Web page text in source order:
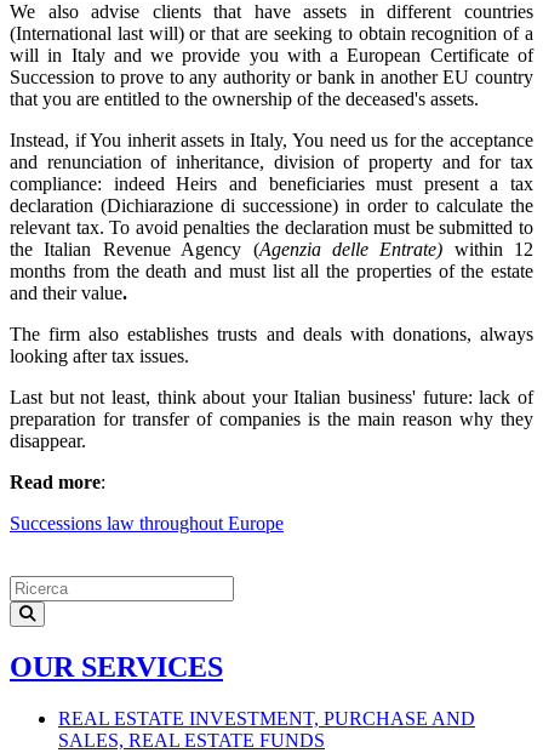
We also advise clients that have assets in different countries
(International last will) or that are seeking to obtain recognition of a
will in Italy and we provide you with a European Certificate of
Succession to prove to any authority or bank in another EU country
that you are entitled to the ownership of the deceased's assets.
Instead, if You inherit assets in Italy, You need us for the acceptance
and renunciation of inheritance, division of property and for tax
compliance: indeed Heirs and beneficiaries must present a tax
declaration (Dichiarazione di successione) in order to calculate the
relevant tax. To avoid penalties the declaration must be submitted to
the Italian Revenue Agency (Agenzia delle Entrate) within 12
months from the death and must list all the properties of the estate
and their value.
The firm also establishes trusts and deals with donations, always
looking after tax issues.
Last but not least, think about your Italian business' future: lack of
preparation for transfer of companies is the main reason why they
disappear.
Read more:
Successions law throughout Europe
OUR SERVICES
REAL ESTATE INVESTMENT, PURCHASE AND
SALES, REAL ESTATE FUNDS